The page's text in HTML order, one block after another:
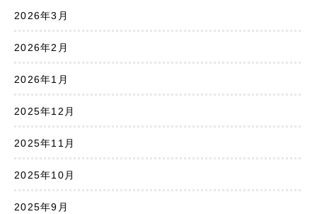
2026年3月
2026年2月
2026年1月
2025年12月
2025年11月
2025年10月
2025年9月